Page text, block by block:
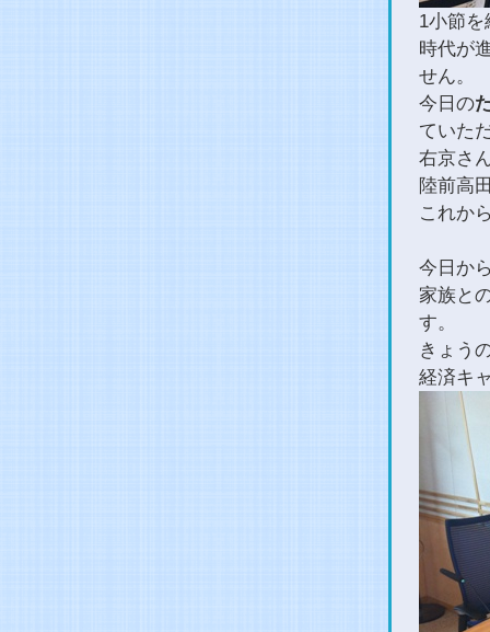
1小節
時代が
せん。
今日の
ていた
右京さ
陸前高
これか
今日か
家族と
す。
きょう
経済キ